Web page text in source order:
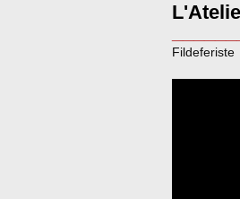
Fildeferiste